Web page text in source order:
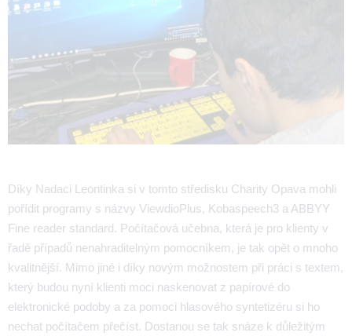
Díky Nadaci Leontinka si v tomto středisku Charity Opava mohli
pořídit programy s názvy ViewdioPlus, Kobaspeech3 a ABBYY
Fine reader standard. Počítačová učebna, která je pro klienty v
řadě případů nenahraditelným pomocníkem, je tak opět o mnoho
kvalitnější. Mimo jiné i díky novým možnostem při práci s textem,
který budou nyní klienti moci naskenovat z papírové do
elektronické podoby a za pomoci hlasového syntetizéru si ho
nechat počítačem přečíst. Dostanou se tak snáze k důležitým